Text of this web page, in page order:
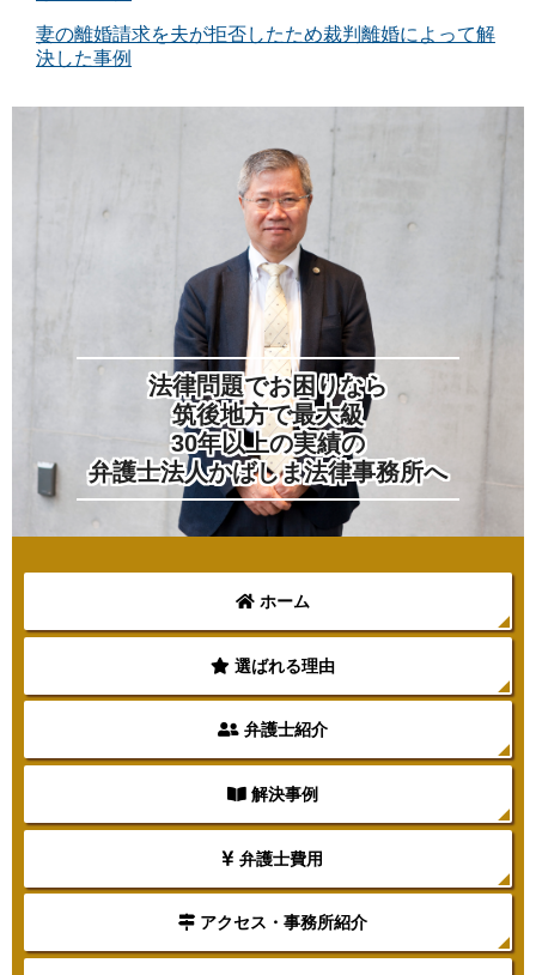
妻の離婚請求を夫が拒否したため裁判離婚によって解
決した事例
法律問題でお困りなら
筑後地方で最大級
30年以上の実績の
弁護士法人かばしま法律事務所へ
ホーム
選ばれる理由
弁護士紹介
解決事例
弁護士費用
アクセス・事務所紹介